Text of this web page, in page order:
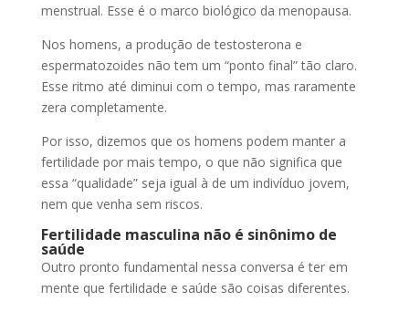
menstrual. Esse é o marco biológico da menopausa.
Nos homens, a produção de testosterona e
espermatozoides não tem um “ponto final” tão claro.
Esse ritmo até diminui com o tempo, mas raramente
zera completamente.
Por isso, dizemos que os homens podem manter a
fertilidade por mais tempo, o que não significa que
essa “qualidade” seja igual à de um indivíduo jovem,
nem que venha sem riscos.
Fertilidade masculina não é sinônimo de
saúde
Outro pronto fundamental nessa conversa é ter em
mente que fertilidade e saúde são coisas diferentes.